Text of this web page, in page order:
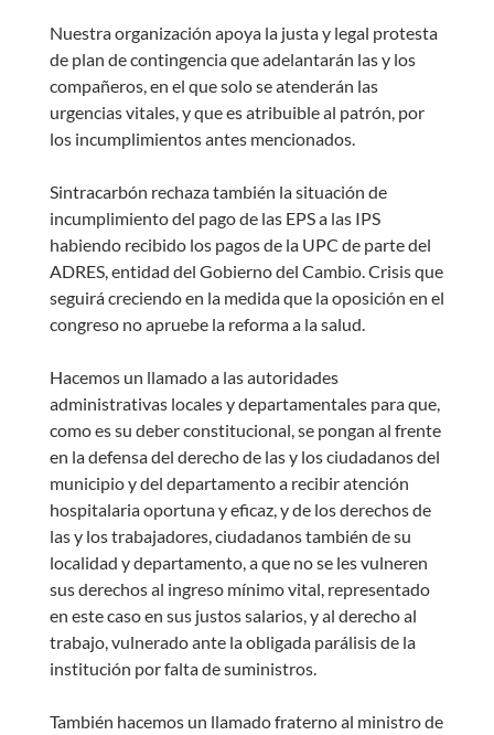
Nuestra organización apoya la justa y legal protesta
de plan de contingencia que adelantarán las y los
compañeros, en el que solo se atenderán las
urgencias vitales, y que es atribuible al patrón, por
los incumplimientos antes mencionados.
Sintracarbón rechaza también la situación de
incumplimiento del pago de las EPS a las IPS
habiendo recibido los pagos de la UPC de parte del
ADRES, entidad del Gobierno del Cambio. Crisis que
seguirá creciendo en la medida que la oposición en el
congreso no apruebe la reforma a la salud.
Hacemos un llamado a las autoridades
administrativas locales y departamentales para que,
como es su deber constitucional, se pongan al frente
en la defensa del derecho de las y los ciudadanos del
municipio y del departamento a recibir atención
hospitalaria oportuna y eficaz, y de los derechos de
las y los trabajadores, ciudadanos también de su
localidad y departamento, a que no se les vulneren
sus derechos al ingreso mínimo vital, representado
en este caso en sus justos salarios, y al derecho al
trabajo, vulnerado ante la obligada parálisis de la
institución por falta de suministros.
También hacemos un llamado fraterno al ministro de